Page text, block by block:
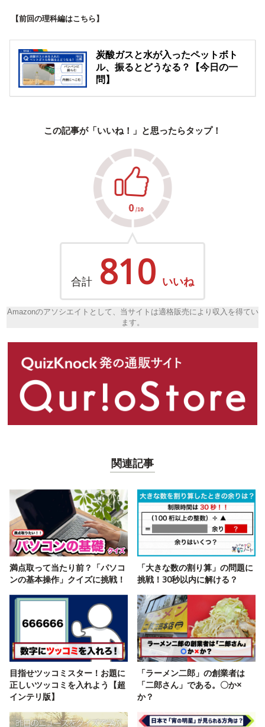
【前回の理科編はこちら】
炭酸ガスと水が入ったペットボト
ル、振るとどうなる？【今日の一
問】
この記事が「いいね！」と思ったらタップ！
合計 810 いいね
Amazonのアソシエイトとして、当サイトは適格販売により収入を得てい
ます。
関連記事
満点取って当たり前？「パソコ
ンの基本操作」クイズに挑戦！
「大きな数の割り算」の問題に
挑戦！30秒以内に解ける？
目指せツッコミスター！お題に
正しいツッコミを入れよう【超
インテリ版】
「ラーメン二郎」の創業者は
「二郎さん」である。〇か×
か？